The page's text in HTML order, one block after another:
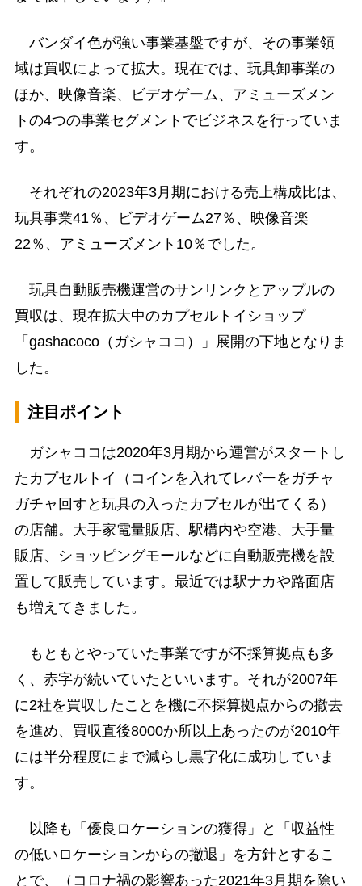
バンダイ色が強い事業基盤ですが、その事業領
域は買収によって拡大。現在では、玩具卸事業の
ほか、映像音楽、ビデオゲーム、アミューズメン
トの4つの事業セグメントでビジネスを行っていま
す。
それぞれの2023年3月期における売上構成比は、
玩具事業41％、ビデオゲーム27％、映像音楽
22％、アミューズメント10％でした。
玩具自動販売機運営のサンリンクとアップルの
買収は、現在拡大中のカプセルトイショップ
「gashacoco（ガシャココ）」展開の下地となりま
した。
注目ポイント
ガシャココは2020年3月期から運営がスタートし
たカプセルトイ（コインを入れてレバーをガチャ
ガチャ回すと玩具の入ったカプセルが出てくる）
の店舗。大手家電量販店、駅構内や空港、大手量
販店、ショッピングモールなどに自動販売機を設
置して販売しています。最近では駅ナカや路面店
も増えてきました。
もともとやっていた事業ですが不採算拠点も多
く、赤字が続いていたといいます。それが2007年
に2社を買収したことを機に不採算拠点からの撤去
を進め、買収直後8000か所以上あったのが2010年
には半分程度にまで減らし黒字化に成功していま
す。
以降も「優良ロケーションの獲得」と「収益性
の低いロケーションからの撤退」を方針とするこ
とで、（コロナ禍の影響あった2021年3月期を除い